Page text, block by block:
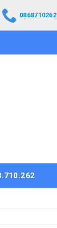
0868710262